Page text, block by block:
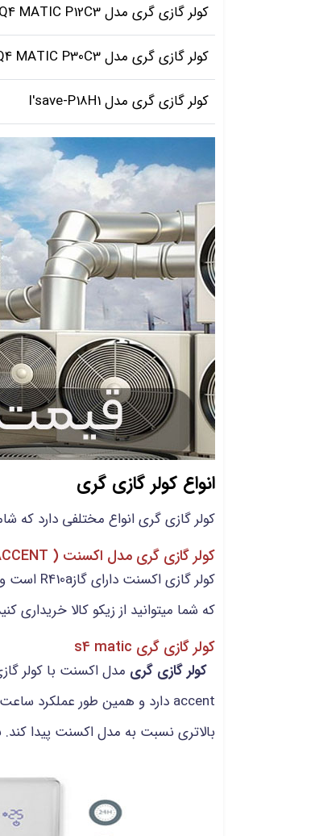
کولر گازی گری مدل Q4 MATIC P12C3
کولر گازی گری مدل Q4 MATIC P30C3
کولر گازی گری مدل I'save-P18H1
انواع کولر گازی گری
کولر گازی گری انواع مختلفی دارد که
کولر گازی گری مدل اکسنت ( ACCENT)
که شما میتوانید از زیکو کالا خریداری
کولر گازی گری s4 matic
کولر گازی گری
بالاتری نسبت به مدل اکسنت پیدا کند.